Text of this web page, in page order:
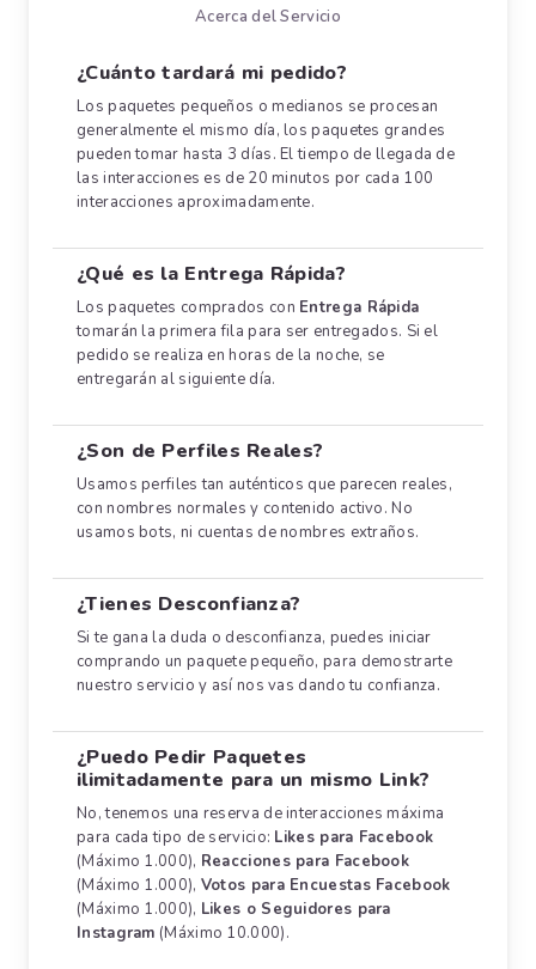
Acerca del Servicio
¿Cuánto tardará mi pedido?
Los paquetes pequeños o medianos se procesan
generalmente el mismo día, los paquetes grandes
pueden tomar hasta 3 días. El tiempo de llegada de
las interacciones es de 20 minutos por cada 100
interacciones aproximadamente.
¿Qué es la Entrega Rápida?
Los paquetes comprados con Entrega Rápida
tomarán la primera fila para ser entregados. Si el
pedido se realiza en horas de la noche, se
entregarán al siguiente día.
¿Son de Perfiles Reales?
Usamos perfiles tan auténticos que parecen reales,
con nombres normales y contenido activo. No
usamos bots, ni cuentas de nombres extraños.
¿Tienes Desconfianza?
Si te gana la duda o desconfianza, puedes iniciar
comprando un paquete pequeño, para demostrarte
nuestro servicio y así nos vas dando tu confianza.
¿Puedo Pedir Paquetes
ilimitadamente para un mismo Link?
No, tenemos una reserva de interacciones máxima
para cada tipo de servicio: Likes para Facebook
(Máximo 1.000), Reacciones para Facebook
(Máximo 1.000), Votos para Encuestas Facebook
(Máximo 1.000), Likes o Seguidores para
Instagram (Máximo 10.000).